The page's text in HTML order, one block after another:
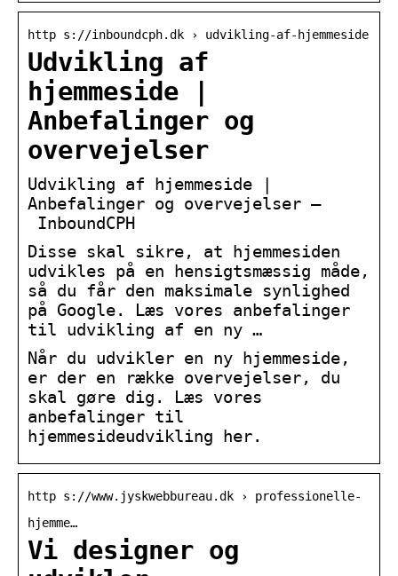
http s://inboundcph.dk › udvikling-af-hjemmeside
Udvikling af
hjemmeside |
Anbefalinger og
overvejelser
Udvikling af hjemmeside |
Anbefalinger og overvejelser –
InboundCPH
Disse skal sikre, at hjemmesiden
udvikles på en hensigtsmæssig måde,
så du får den maksimale synlighed
på Google. Læs vores anbefalinger
til udvikling af en ny …
Når du udvikler en ny hjemmeside,
er der en række overvejelser, du
skal gøre dig. Læs vores
anbefalinger til
hjemmesideudvikling her.
http s://www.jyskwebbureau.dk › professionelle-
hjemme…
Vi designer og